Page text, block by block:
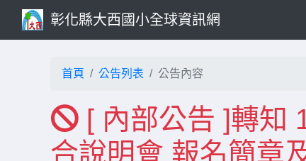
彰化縣大西國小全球資訊網
首頁 公告列表 公告內容
[ 內部公告 ]轉知
合說明會 報名簡章